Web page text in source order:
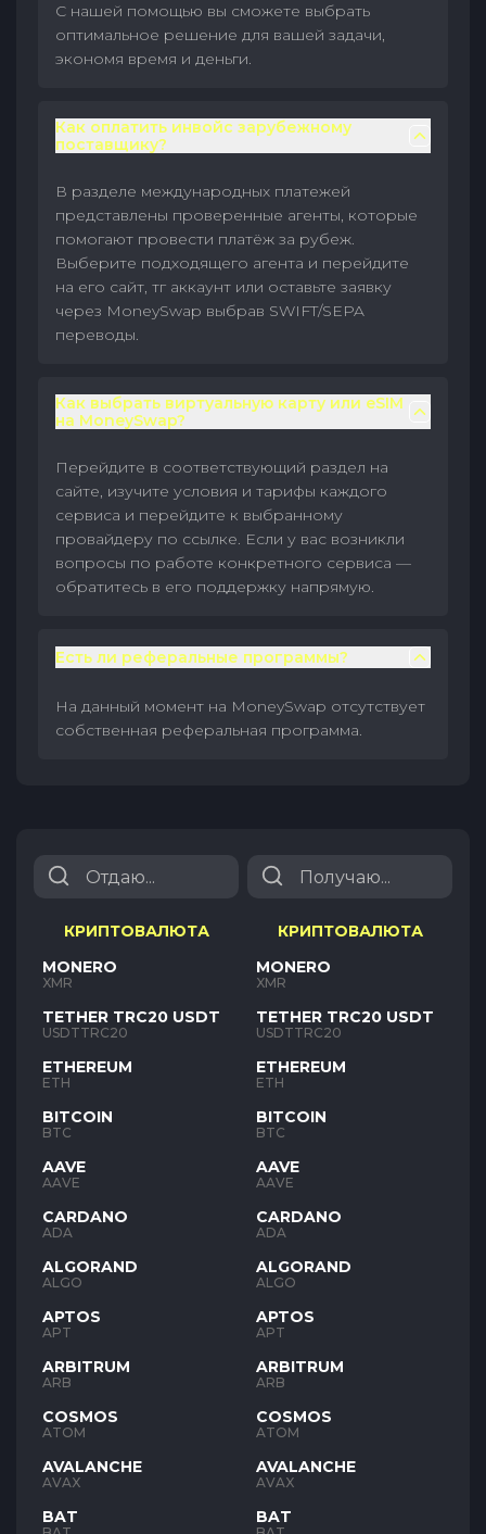
С нашей помощью вы сможете выбрать
оптимальное решение для вашей задачи,
экономя время и деньги.
Как оплатить инвойс зарубежному
поставщику?
В разделе международных платежей
представлены проверенные агенты, которые
помогают провести платёж за рубеж.
Выберите подходящего агента и перейдите
на его сайт, тг аккаунт или оставьте заявку
через MoneySwap выбрав SWIFT/SEPA
переводы.
Как выбрать виртуальную карту или eSIM
на MoneySwap?
Перейдите в соответствующий раздел на
сайте, изучите условия и тарифы каждого
сервиса и перейдите к выбранному
провайдеру по ссылке. Если у вас возникли
вопросы по работе конкретного сервиса —
обратитесь в его поддержку напрямую.
Есть ли реферальные программы?
На данный момент на MoneySwap отсутствует
собственная реферальная программа.
КРИПТОВАЛЮТА
MONERO
XMR
TETHER TRC20 USDT
USDTTRC20
ETHEREUM
ETH
BITCOIN
BTC
AAVE
AAVE
CARDANO
ADA
ALGORAND
ALGO
APTOS
APT
ARBITRUM
ARB
COSMOS
ATOM
AVALANCHE
AVAX
BAT
КРИПТОВАЛЮТА
MONERO
XMR
TETHER TRC20 USDT
USDTTRC20
ETHEREUM
ETH
BITCOIN
BTC
AAVE
AAVE
CARDANO
ADA
ALGORAND
ALGO
APTOS
APT
ARBITRUM
ARB
COSMOS
ATOM
AVALANCHE
AVAX
BAT